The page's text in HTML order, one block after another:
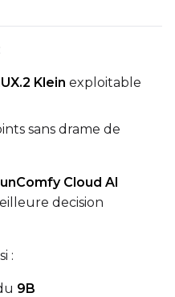
Seed
LoRA Scale
Klein exploitable
sans drame de
Cloud AI
decision
:
9B